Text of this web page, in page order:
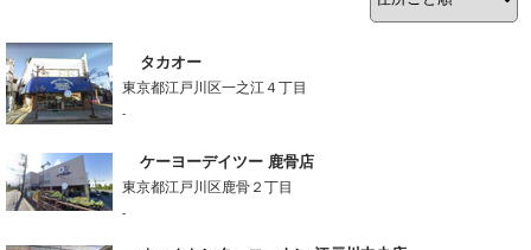
タカオー
東京都江戸川区一之江４丁目
-
ケーヨーデイツー 鹿骨店
東京都江戸川区鹿骨２丁目
-